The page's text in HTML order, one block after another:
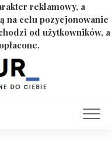
reklamowy, a
na celu pozycjonowanie
od użytkowników, a